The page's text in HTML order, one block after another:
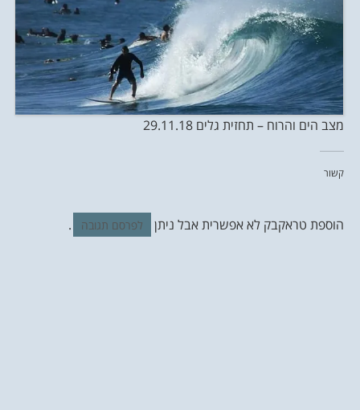
מצב הים והרוח – תחזית גלים 29.11.18
קשור
הוספת טראקבק לא אפשרית אבל ניתן לפרסם תגובה .